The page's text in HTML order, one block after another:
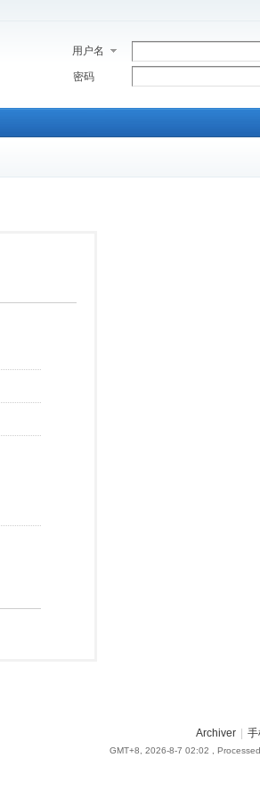
用户名
密码
Archiver 手
GMT+8, 2026-8-7 02:02 ,